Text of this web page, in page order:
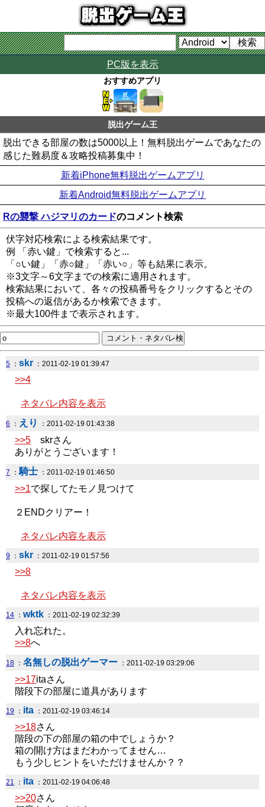
PC版を表示
おすすめアプリ
脱出ゲーム王
脱出できる部屋の数は5000以上！無料脱出ゲームであなたの
感じた難易度＆攻略投稿募集中！
新着iPhone無料脱出ゲームアプリ
新着Android無料脱出ゲームアプリ
Rの襲撃 ハジマリのカードのコメント検索
伏字対応検索による検索結果です。
例 「赤い鍵」で検索すると...
「○い鍵」「赤○鍵」「赤い○」等も結果に表示。
※3文字～6文字までの検索に適用されます。
検索結果において、各々の投稿番号をクリックするとその
投稿への返信があるか検索できます。
※最大100件まで表示されます。
5 ： skr ：2011-02-19 01:39:47
>>4
ネタバレ内容を表示
6 ： えり ：2011-02-19 01:43:38
>>5 skrさん
ありがとうございます！
7 ：騎士 ：2011-02-19 01:46:50
>>1で探してたモノ見つけて
２ENDクリアー！
ネタバレ内容を表示
9 ： skr ：2011-02-19 01:57:56
>>8
ネタバレ内容を表示
14 ： wktk ：2011-02-19 02:32:39
入れ忘れた。
>>8へ
18 ： 名無しの脱出ゲーマー ：2011-02-19 03:29:06
>>17itaさん
階段下の部屋に道具があります
19 ： ita ：2011-02-19 03:46:14
>>18さん
階段の下の部屋の箱の中でしょうか？
箱の開け方はまだわかってません…
もう少しヒントをいただけませんか？？
21 ： ita ：2011-02-19 04:06:48
>>20さん